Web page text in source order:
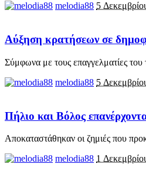
melodia88 5
Αύξηση κρατήσεων σε
Σύμφωνα με τους επαγγελματίες
melodia88 5
Πήλιο και Βόλος
Αποκαταστάθηκαν οι ζημιές που
melodia88 1